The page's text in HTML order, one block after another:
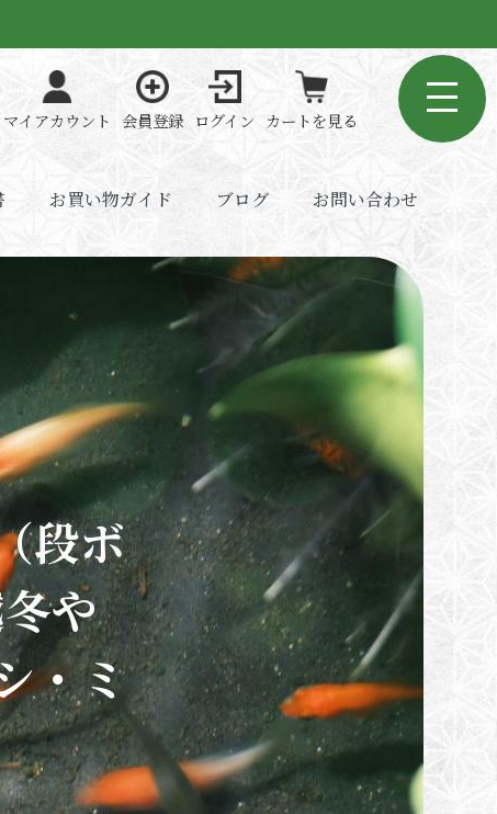
マイアカウント 会員登録 ログイン カートを見る
お買い物ガイド ブログ お問い合わせ
段ボ
や
・ミ